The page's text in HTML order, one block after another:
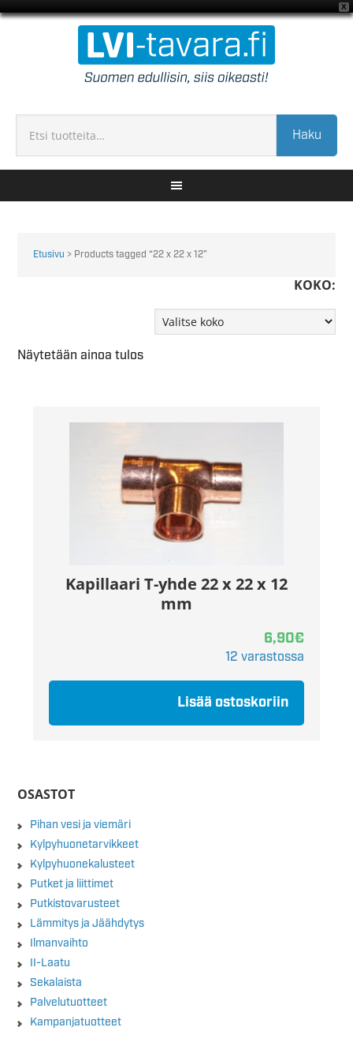
X
Haku
Etusivu > Products tagged “22 x 22 x 12”
KOKO:
Näytetään ainoa tulos
Kapillaari T-yhde 22 x 22 x 12
mm
6,90€
12 varastossa
Lisää ostoskoriin
OSASTOT
Pihan vesi ja viemäri
Kylpyhuonetarvikkeet
Kylpyhuonekalusteet
Putket ja liittimet
Putkistovarusteet
Lämmitys ja Jäähdytys
Ilmanvaihto
II-Laatu
Sekalaista
Palvelutuotteet
Kampanjatuotteet